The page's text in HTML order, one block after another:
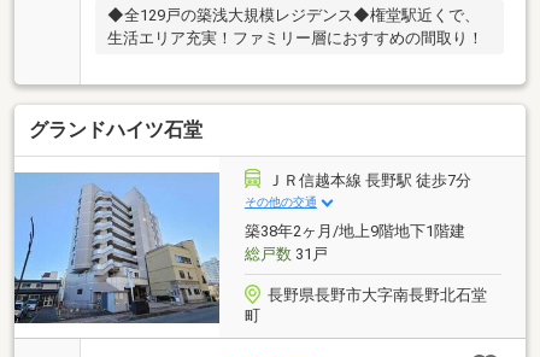
◆全129戸の築浅大規模レジデンス◆権堂駅近くで、
生活エリア充実！ファミリー層におすすめの間取り！
グランドハイツ石堂
ＪＲ信越本線 長野駅 徒歩7分
その他の交通
築38年2ヶ月/地上9階地下1階建
総戸数31戸
長野県長野市大字南長野北石堂
町